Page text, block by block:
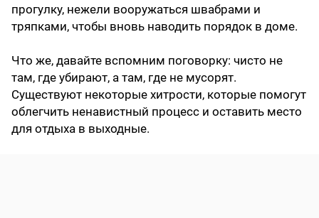
прогулку, нежели вооружаться швабрами и
тряпками, чтобы вновь наводить порядок в доме.
Что же, давайте вспомним поговорку: чисто не
там, где убирают, а там, где не мусорят.
Существуют некоторые хитрости, которые помогут
облегчить ненавистный процесс и оставить место
для отдыха в выходные.